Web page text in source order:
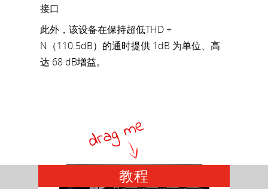
接口
此外，该设备在保持超低THD +
N（110.5dB）的通时提供 1dB 为单位、高
达 68 dB增益。
教程